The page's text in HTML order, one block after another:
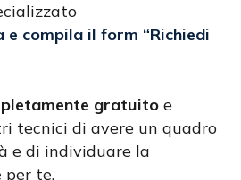
e compila il form “Richiedi
gratuitoe
tecnici di avere un quadro
e di individuare la
per te.